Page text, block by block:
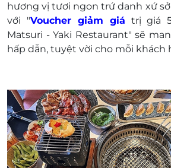
hương vị tươi ngon trứ danh xứ
với "Voucher giảm giá trị giá
Matsuri - Yaki Restaurant" sẽ
hấp dẫn, tuyệt vời cho mỗi khách